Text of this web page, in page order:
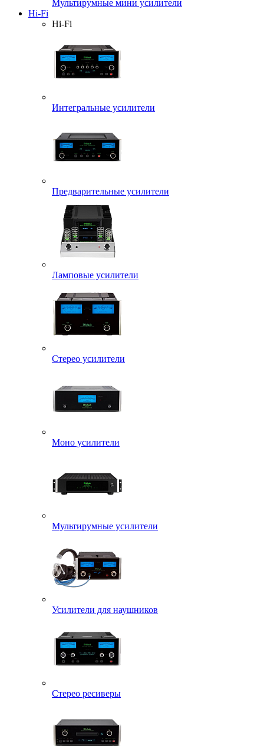
Мультирумные мини усилители
Hi-Fi
Hi-Fi
Интегральные усилители
Предварительные усилители
Ламповые усилители
Стерео усилители
Моно усилители
Мультирумные усилители
Усилители для наушников
Стерео ресиверы